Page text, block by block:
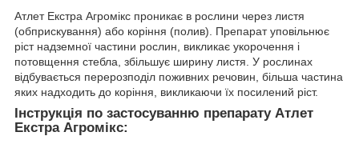
Атлет Екстра Агромікс проникає в рослини через листя
(обприскування) або коріння (полив). Препарат уповільнює
ріст надземної частини рослин, викликає укорочення і
потовщення стебла, збільшує ширину листя. У рослинах
відбувається перерозподіл поживних речовин, більша частина
яких надходить до коріння, викликаючи їх посилений ріст.
Інструкція по застосуванню препарату Атлет
Екстра Агромікс: